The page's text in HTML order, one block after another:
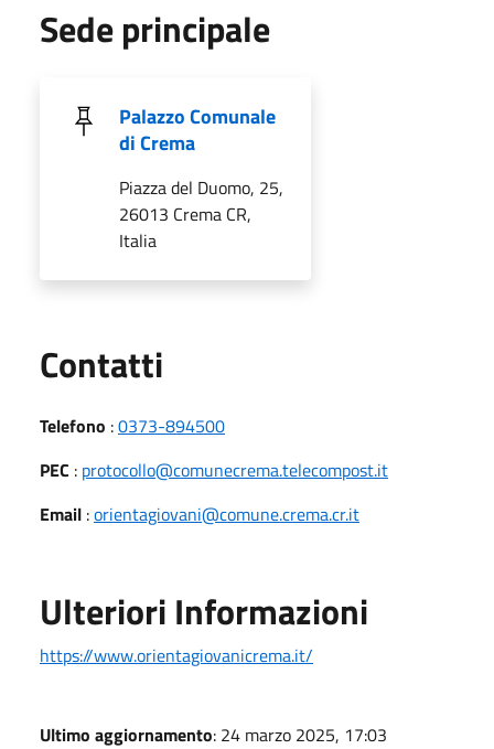
Sede principale
Palazzo Comunale
di Crema
Piazza del Duomo, 25,
26013 Crema CR,
Italia
Contatti
Telefono :0373-894500
PEC : protocollo@comunecrema.telecompost.it
Email :orientagiovani@comune.crema.cr.it
Ulteriori Informazioni
https://www.orientagiovanicrema.it/
Ultimo aggiornamento: 24 marzo 2025, 17:03